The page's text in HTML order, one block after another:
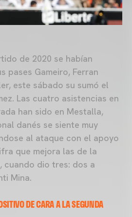
de 2020 se habían
pases Gameiro, Ferran
este sábado su sumó el
Las cuatro asistencias en
han sido en Mestalla,
danés se siente muy
al ataque con el apoyo
que mejora las de la
cuando dio tres: dos a
Mina.
DE CARA A LA SEGUNDA